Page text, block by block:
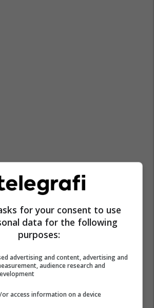
for your consent to use
data for the following
purposes:
advertising and content, advertising and
audience research and
access information on a device